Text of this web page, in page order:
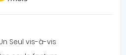
Seul vis-à-vis